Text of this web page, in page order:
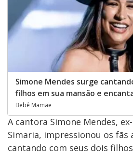
Simone Mendes surge
filhos em sua mansão e
Bebê Mamãe
A cantora Simone Mendes,
Simaria, impressionou os fãs
cantando com seus dois